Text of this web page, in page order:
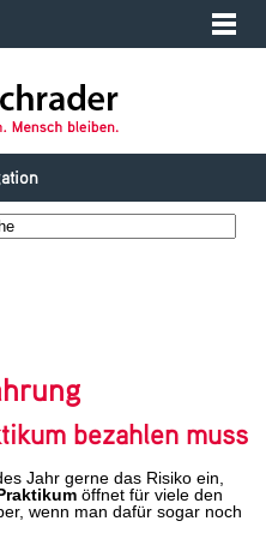
bezahlen muss
Jahr gerne das Risiko ein,
öffnet für viele den
wenn man dafür sogar noch